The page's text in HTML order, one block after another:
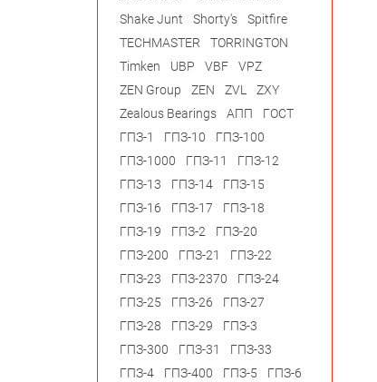
Shake Junt
Shorty's
Spitfire
TECHMASTER
TORRINGTON
Timken
UBP VBF
VPZ
ZEN Group
ZEN ZVL
ZXY
Zealous Bearings
АПП
ГОСТ
ГПЗ-1
ГПЗ-10
ГПЗ-100
ГПЗ-1000
ГПЗ-11
ГПЗ-12
ГПЗ-13
ГПЗ-14
ГПЗ-15
ГПЗ-16
ГПЗ-17
ГПЗ-18
ГПЗ-19
ГПЗ-2
ГПЗ-20
ГПЗ-200
ГПЗ-21
ГПЗ-22
ГПЗ-23
ГПЗ-2370
ГПЗ-24
ГПЗ-25
ГПЗ-26
ГПЗ-27
ГПЗ-28
ГПЗ-29
ГПЗ-3
ГПЗ-300
ГПЗ-31
ГПЗ-33
ГПЗ-4
ГПЗ-400 ГПЗ-5
ГПЗ-6